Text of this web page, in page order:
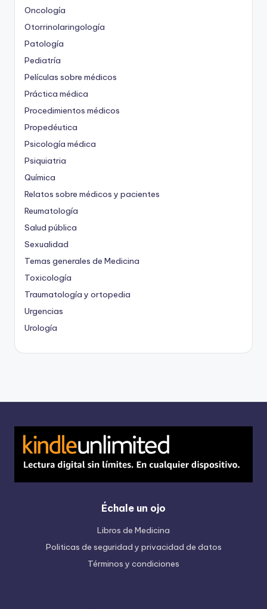
Oncología
Otorrinolaringología
Patología
Pediatría
Películas sobre médicos
Práctica médica
Procedimientos médicos
Propedéutica
Psicología médica
Psiquiatria
Química
Relatos sobre médicos y pacientes
Reumatología
Salud pública
Sexualidad
Temas generales de Medicina
Toxicología
Traumatología y ortopedia
Urgencias
Urología
Échale un ojo
Libros de Medicina
Politicas de seguridad y privacidad de datos
Términos y condiciones